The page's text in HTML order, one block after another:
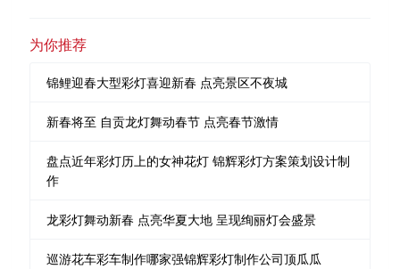
为你推荐
锦鲤迎春大型彩灯喜迎新春 点亮景区不夜城
新春将至 自贡龙灯舞动春节 点亮春节激情
盘点近年彩灯历上的女神花灯 锦辉彩灯方案策划设计制
作
龙彩灯舞动新春 点亮华夏大地 呈现绚丽灯会盛景
巡游花车彩车制作哪家强锦辉彩灯制作公司顶瓜瓜